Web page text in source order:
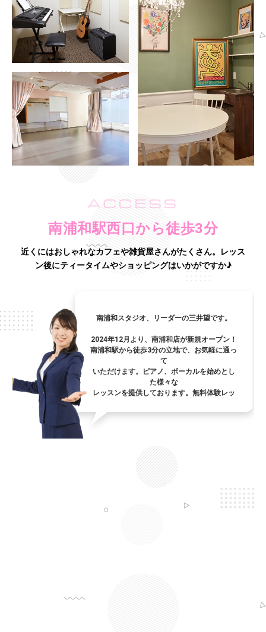
ACCESS
南浦和駅西口から徒歩3分
近くにはおしゃれなカフェや雑貨屋さんがたくさん。
レッス
ン後にティータイムやショッピングはいかがですか♪
南浦和スタジオ、リーダーの三井望です。
2024年12月より、南浦和店が新規オープン！
南浦和駅から徒歩3分の立地で、お気軽に通っ
て
いただけます。ピアノ、ボーカルを始めとし
た様々な
レッスンを提供しております。無料体験レッ
ございますのでお気軽においでください。